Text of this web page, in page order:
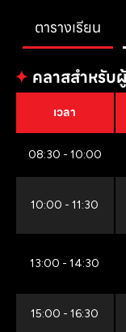
ตารางเรียน
✦ คลาสสำหรับ
เวลา
08:30 - 10:00
10:00 - 11:30
13:00 - 14:30
15:00 - 16:30